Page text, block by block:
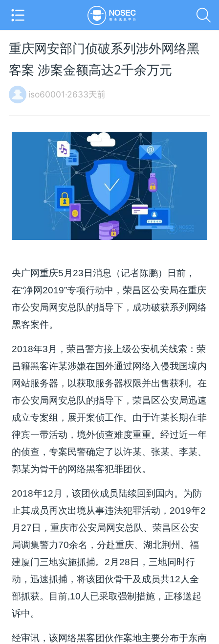
重庆网安部门侦破系列涉外网络黑
客案 涉案金额高达2千余万元
iso60001·2633天前
央广网重庆5月23日消息（记者陈鹏）日前，
在“净网2019”专项行动中，荣昌区公安局在重庆
市公安局网安总队的指导下，成功破获系列网络
黑客案件。
2018年3月，荣昌警方接上级公安机关线索：荣
昌籍黑客许某涉嫌在国外通过网络入侵我国境内
网站服务器，以获取服务器权限并出售获利。在
市公安局网安总队的指导下，荣昌区公安局迅速
成立专案组，展开案侦工作。由于许某长期在菲
律宾一带活动，境外侦查难度重重。经过近一年
的侦查，专案民警确定了以许某、张某、李某、
郭某为骨干的网络黑客犯罪团伙。
2018年12月，该团伙成员陆续回到国内。为防
止其成员再次出境从事违法犯罪活动，2019年2
月27日，重庆市公安局网安总队、荣昌区公安
局调集警力70余名，分赴重庆、湖北荆州、福
建厦门三地实施抓捕。2月28日，三地同时行
动，迅速抓捕，将该团伙骨干及成员共12人全
部抓获。目前,10人已采取强制措施，正移送起
诉中。
经审讯，该网络黑客团伙作案地主要分布于东南